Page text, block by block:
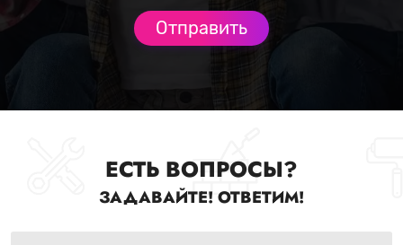
ЕСТЬ ВОПРОСЫ?
ЗАДАВАЙТЕ! ОТВЕТИМ!